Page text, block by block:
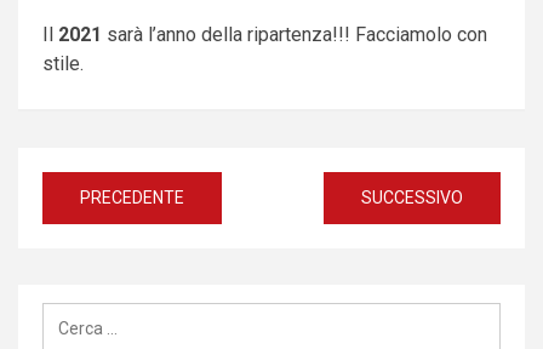
Il 2021 sarà l’anno della ripartenza!!! Facciamolo con
stile.
Navigazione
articoli
PRECEDENTE SUCCESSIVO